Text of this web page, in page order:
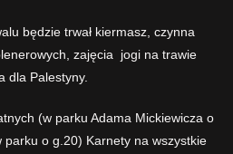
będzie trwał kiermasz, czynna
zajęcia jogi na trawie
dla Palestyny.
(w parku Adama Mickiewicza o
o g.20) Karnety na wszystkie